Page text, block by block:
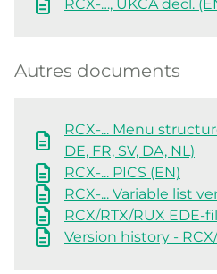
RCX-…, UKCA decl.
Autres documents
RCX-... Menu
DE, FR, SV, DA, NL)
RCX-... PICS (EN)
RCX-... Variable list
RCX/RTX/RUX EDE-
Version history -